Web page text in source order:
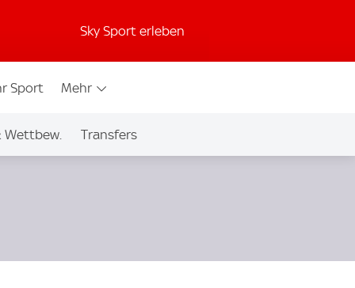
Sky Sport erleben
Sport Mehr
Wettbew. Transfers